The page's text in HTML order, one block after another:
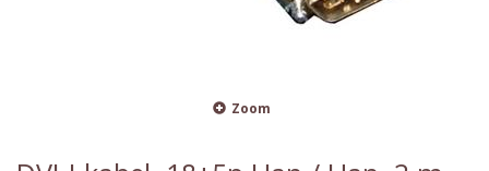
Zoom